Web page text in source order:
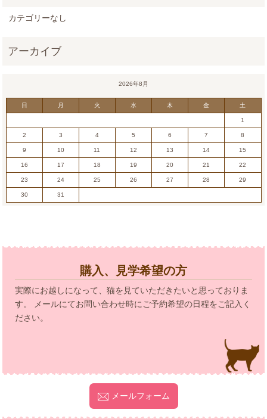
カテゴリーなし
2026年8月
日 月 火 水 木 金 土
1
2 3 4 5 6 7 8
9 10 11 12 13 14 15
16 17 18 19 20 21 22
23 24 25 26 27 28 29
30 31
購入、見学希望の方
実際にお越しになって、猫を見ていただきたいと思っておりま
す。 メールにてお問い合わせ時にご予約希望の日程をご記入く
ださい。
メールフォーム